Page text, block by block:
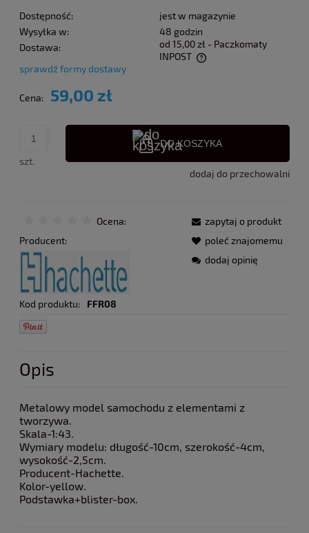
Dostępność:
jest w magazynie
Wysyłka w:
48 godzin
Dostawa:
od 15,00 zł - Paczkomaty
INPOST
Cena nie zawiera ewentualnych kosztów płatności
sprawdź formy dostawy
Cena: 59,00 zł
szt.
DO KOSZYKA
dodaj do przechowalni
Ocena:
Producent:
Kod produktu: FFR08
zapytaj o produkt
poleć znajomemu
dodaj opinię
Opis
Metalowy model samochodu z elementami z
tworzywa.
Skala-1:43.
Wymiary modelu: długość-10cm, szerokość-4cm,
wysokość-2,5cm.
Producent-Hachette.
Kolor-yellow.
Podstawka+blister-box.